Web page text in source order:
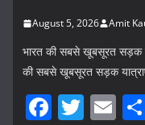
August 5, 2026 Amit
भारत की सबसे खूबसूरत सड़क
की सबसे खूबसूरत सड़क
F T E